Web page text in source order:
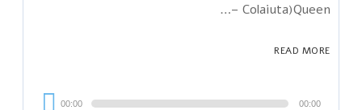
Colaiuta)Queen –…
READ MORE
00:00 00:00